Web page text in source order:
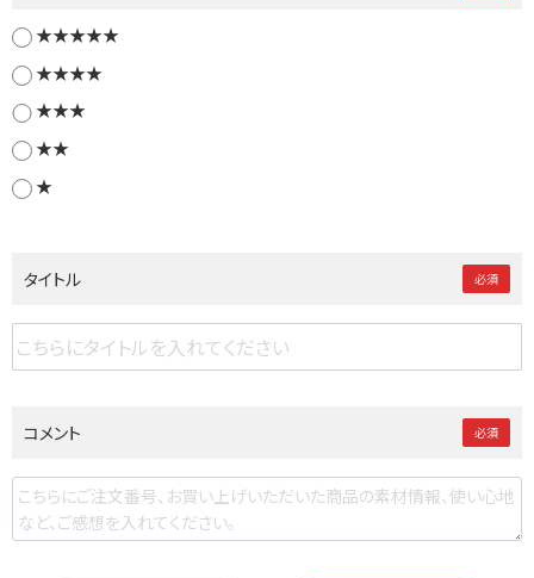
★★★★★
★★★★
★★★
★★
★
タイトル 必須
コメント 必須